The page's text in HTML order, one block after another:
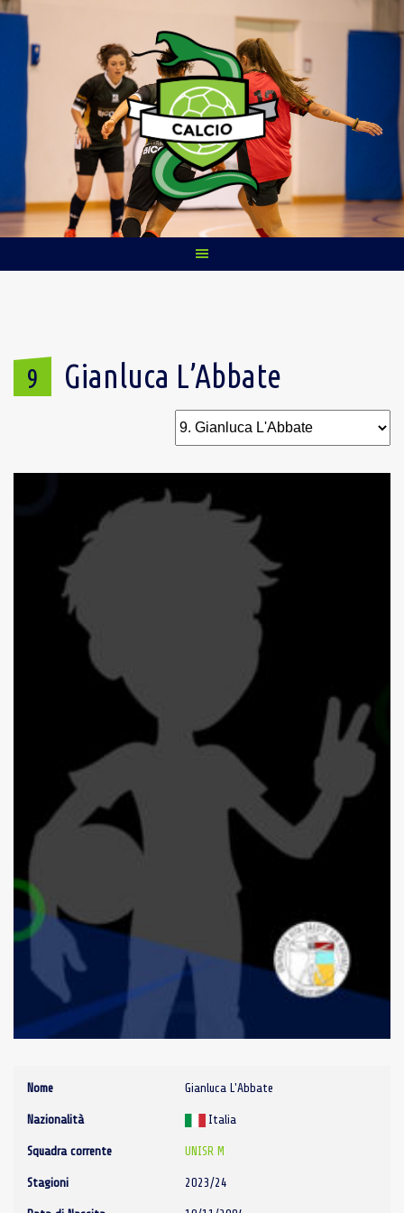
Skip
content
9 Gianluca L’Abbate
Nome Gianluca L'Abbate
Nazionalità Italia
Squadra corrente UNISR M
Stagioni 2023/24